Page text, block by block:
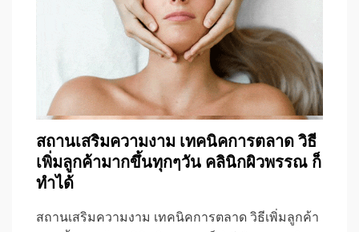
สถานเสริมความงาม เทคนิคการตลาด วิธี
เพิ่มลูกค้ามากขึ้นทุกๆวัน คลินิกผิวพรรณ ก็
ทำได้
สถานเสริมความงาม เทคนิคการตลาด วิธีเพิ่มลูกค้า